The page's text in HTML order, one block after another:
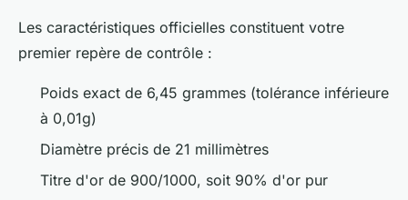
Les caractéristiques officielles constituent votre
premier repère de contrôle :
Poids exact de 6,45 grammes (tolérance inférieure
à 0,01g)
Diamètre précis de 21 millimètres
Titre d'or de 900/1000, soit 90% d'or pur